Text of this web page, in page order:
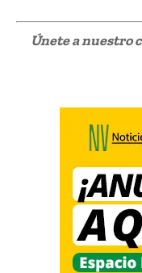
Únete a nuestro